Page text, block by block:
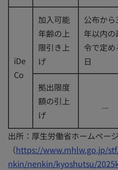
iDe
Co
加入可能
年齢の上
限引き上
げ
公布から
年以内の
令で定め
日
拠出限度
額の引上
げ
―
出所：厚生労働省ホームページ
（https://www.mhlw.go.jp/
nkin/nenkin/kyoshutsu/